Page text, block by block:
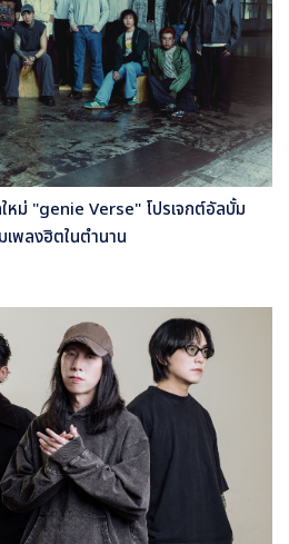
หม่ "genie Verse" โปรเจกต์อัลบั้ม
พลงฮิตในตำนาน